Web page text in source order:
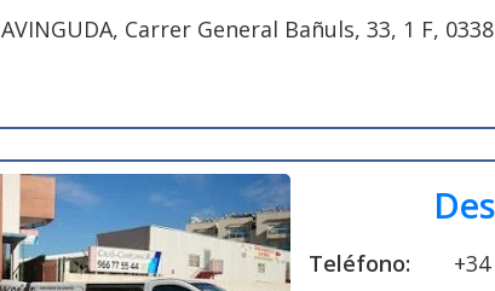
AVINGUDA, Carrer General Bañuls, 33, 1 F,
Teléfono: